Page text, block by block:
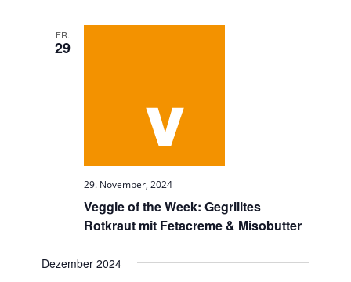
FR.
29
Veggie of the Week: Gegrilltes
Rotkraut mit Fetacreme & Misobutter
29. November, 2024
Dezember 2024